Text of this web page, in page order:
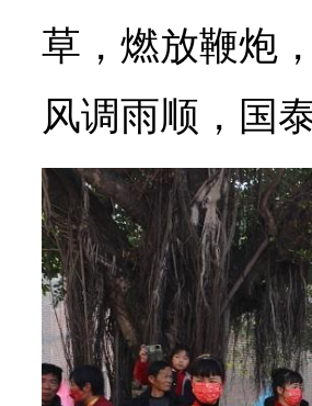
草，燃放鞭炮
风调雨顺，国